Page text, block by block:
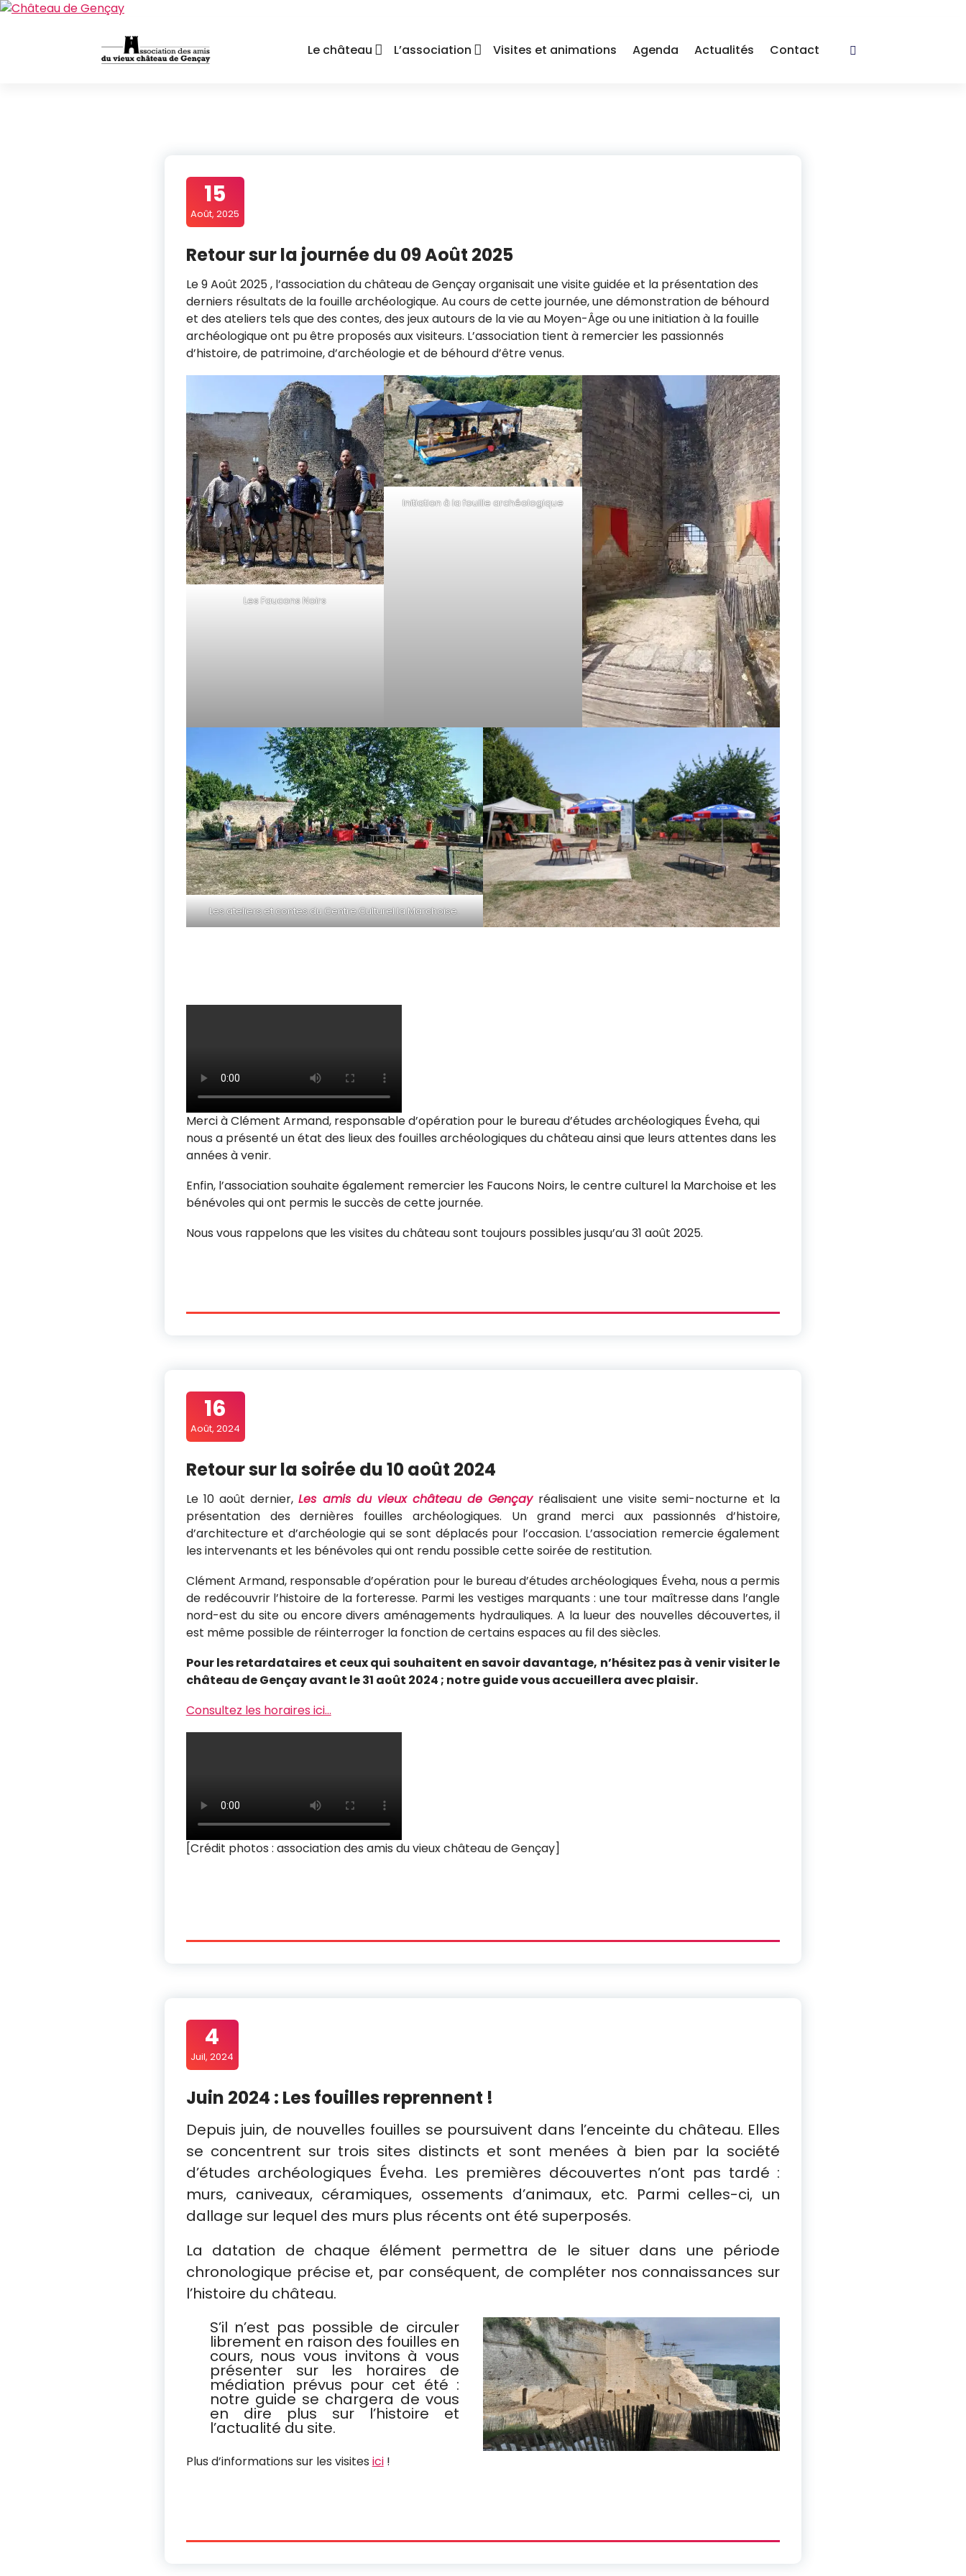
Aller
Le château L’association Visites et animations Agenda Actualités Contact
15
Août, 2025
Retour sur la journée du 09 Août 2025
Le 9 Août 2025 , l’association du château de Gençay organisait une visite guidée et la présentation des
derniers résultats de la fouille archéologique. Au cours de cette journée, une démonstration de béhourd
et des ateliers tels que des contes, des jeux autours de la vie au Moyen-Âge ou une initiation à la fouille
archéologique ont pu être proposés aux visiteurs. L’association tient à remercier les passionnés
d’histoire, de patrimoine, d’archéologie et de béhourd d’être venus.
Les Faucons Noirs
Initiation à la fouille archéologique
Les ateliers et contes du Centre Culturel la Marchoise.
Merci à Clément Armand, responsable d’opération pour le bureau d’études archéologiques Éveha, qui
nous a présenté un état des lieux des fouilles archéologiques du château ainsi que leurs attentes dans les
années à venir.
Enfin, l’association souhaite également remercier les Faucons Noirs, le centre culturel la Marchoise et les
bénévoles qui ont permis le succès de cette journée.
Nous vous rappelons que les visites du château sont toujours possibles jusqu’au 31 août 2025.
16
Août, 2024
Retour sur la soirée du 10 août 2024
Le 10 août dernier,Les amis du vieux château de Gençayréalisaient une visite semi-nocturne et la
présentation des dernières fouilles archéologiques. Un grand merci aux passionnés d’histoire,
d’architecture et d’archéologie qui se sont déplacés pour l’occasion. L’association remercie également
les intervenants et les bénévoles qui ont rendu possible cette soirée de restitution.
Clément Armand, responsable d’opération pour le bureau d’études archéologiques Éveha, nous a permis
de redécouvrir l’histoire de la forteresse. Parmi les vestiges marquants : une tour maîtresse dans l’angle
nord-est du site ou encore divers aménagements hydrauliques. A la lueur des nouvelles découvertes, il
est même possible de réinterroger la fonction de certains espaces au fil des siècles.
Pour les retardataires et ceux qui souhaitent en savoir davantage, n’hésitez pas à venir visiter le
château de Gençay avant le 31 août 2024 ; notre guide vous accueillera avec plaisir.
Consultez les horaires ici…
[Crédit photos : association des amis du vieux château de Gençay]
4
Juil, 2024
Juin 2024 : Les fouilles reprennent !
Depuis juin, de nouvelles fouilles se poursuivent dans l’enceinte du château. Elles
se concentrent sur trois sites distincts et sont menées à bien par la société
d’études archéologiques Éveha. Les premières découvertes n’ont pas tardé :
murs, caniveaux, céramiques, ossements d’animaux, etc. Parmi celles-ci, un
dallage sur lequel des murs plus récents ont été superposés.
La datation de chaque élément permettra de le situer dans une période
chronologique précise et, par conséquent, de compléter nos connaissances sur
l’histoire du château.
S’il n’est pas possible de circuler
librement en raison des fouilles en
cours, nous vous invitons à vous
présenter sur les horaires de
médiation prévus pour cet été :
notre guide se chargera de vous
en dire plus sur l’histoire et
l’actualité du site.
Plus d’informations sur les visites ici!